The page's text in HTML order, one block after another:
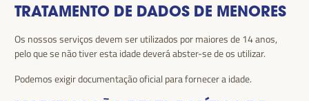
TRATAMENTO DE DADOS DE MENORES
Os nossos serviços devem ser utilizados por maiores de 14 anos,
pelo que se não tiver esta idade deverá abster-se de os utilizar.
Podemos exigir documentação oficial para fornecer a idade.